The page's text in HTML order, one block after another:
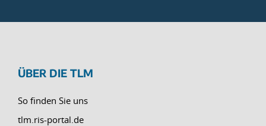
ÜBER DIE TLM
So finden Sie uns
tlm.ris-portal.de